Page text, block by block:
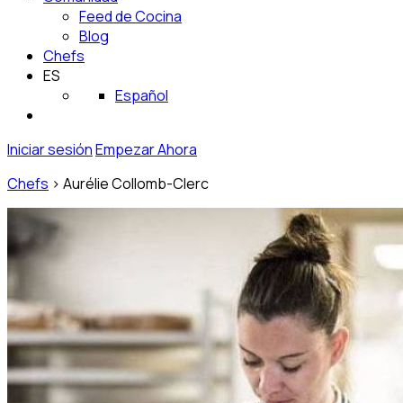
Feed de Cocina
Blog
Chefs
ES
Español
Iniciar sesiónEmpezar Ahora
Chefs > Aurélie Collomb-Clerc